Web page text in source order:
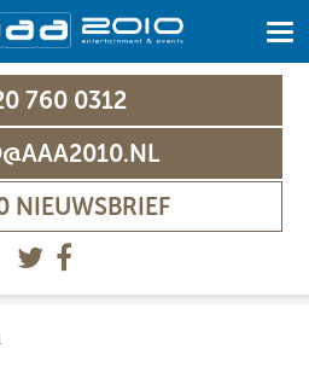
760 0312
NIEUWSBRIEF